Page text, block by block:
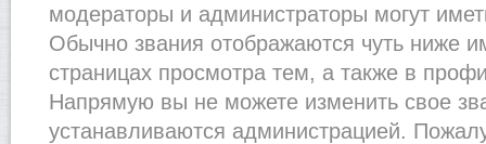
модераторы и администраторы могут
Обычно звания отображаются чуть ниже
страницах просмотра тем, а также в
Напрямую вы не можете изменить свое
устанавливаются администрацией.